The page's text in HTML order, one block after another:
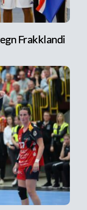
Frakklandi